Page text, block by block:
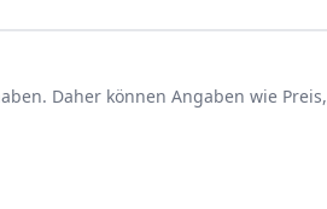
Daher können Angaben wie Preis,